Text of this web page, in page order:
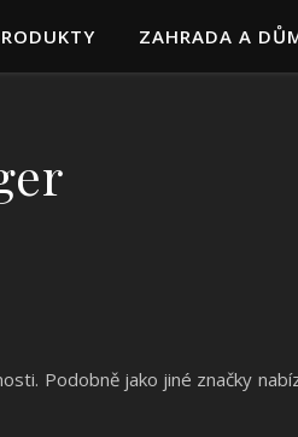
ZAHRADA A
Podobně jako jiné značky